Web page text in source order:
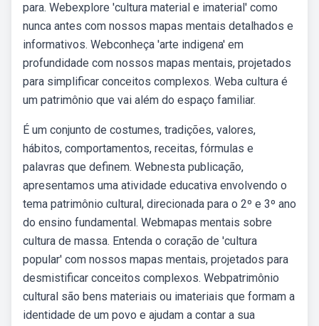
para. Webexplore 'cultura material e imaterial' como
nunca antes com nossos mapas mentais detalhados e
informativos. Webconheça 'arte indigena' em
profundidade com nossos mapas mentais, projetados
para simplificar conceitos complexos. Weba cultura é
um patrimônio que vai além do espaço familiar.
É um conjunto de costumes, tradições, valores,
hábitos, comportamentos, receitas, fórmulas e
palavras que definem. Webnesta publicação,
apresentamos uma atividade educativa envolvendo o
tema patrimônio cultural, direcionada para o 2º e 3º ano
do ensino fundamental. Webmapas mentais sobre
cultura de massa. Entenda o coração de 'cultura
popular' com nossos mapas mentais, projetados para
desmistificar conceitos complexos. Webpatrimônio
cultural são bens materiais ou imateriais que formam a
identidade de um povo e ajudam a contar a sua